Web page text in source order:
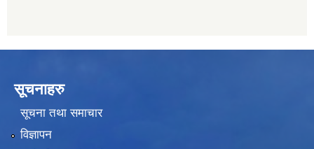
सूचनाहरु
सूचना तथा समाचार
विज्ञापन